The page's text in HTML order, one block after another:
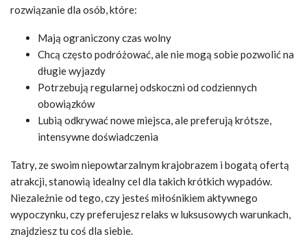
rozwiązanie dla osób, które:
Mają ograniczony czas wolny
Chcą często podróżować, ale nie mogą sobie pozwolić na
długie wyjazdy
Potrzebują regularnej odskoczni od codziennych
obowiązków
Lubią odkrywać nowe miejsca, ale preferują krótsze,
intensywne doświadczenia
Tatry, ze swoim niepowtarzalnym krajobrazem i bogatą ofertą
atrakcji, stanowią idealny cel dla takich krótkich wypadów.
Niezależnie od tego, czy jesteś miłośnikiem aktywnego
wypoczynku, czy preferujesz relaks w luksusowych warunkach,
znajdziesz tu coś dla siebie.